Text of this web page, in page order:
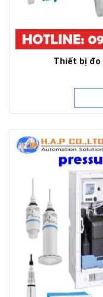
Thiết bị đo